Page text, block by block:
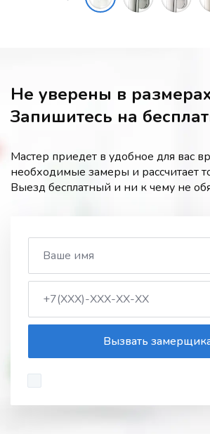
Не уверены в
Запишитесь на
Мастер приедет в удобное для вас
необходимые замеры и рассчитает
Выезд бесплатный и ни к чему не
Вызвать